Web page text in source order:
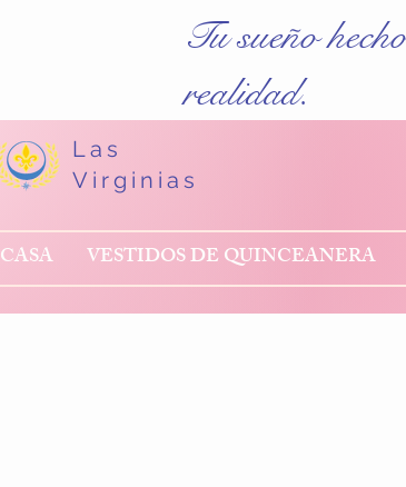
Tu sueño
realidad.
Las
Virginias
CASA VESTIDOS DE QUINCEANERA